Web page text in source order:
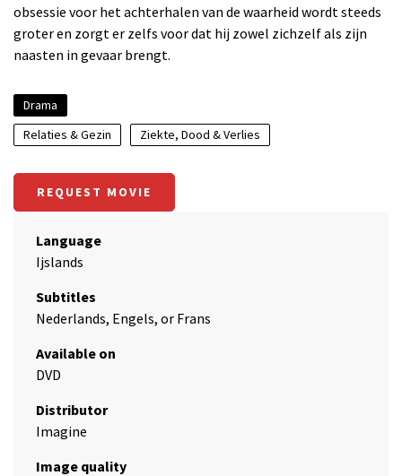
obsessie voor het achterhalen van de waarheid wordt steeds
groter en zorgt er zelfs voor dat hij zowel zichzelf als zijn
naasten in gevaar brengt.
Drama
Relaties & Gezin
Ziekte, Dood & Verlies
REQUEST MOVIE
Language
Ijslands
Subtitles
Nederlands, Engels, or Frans
Available on
DVD
Distributor
Imagine
Image quality